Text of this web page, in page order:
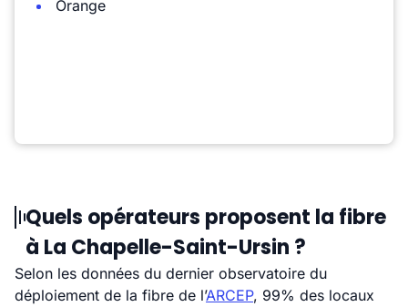
Orange
Quels opérateurs proposent la fibre
à La Chapelle-Saint-Ursin ?
Selon les données du dernier observatoire du
déploiement de la fibre de l’ARCEP, 99% des locaux